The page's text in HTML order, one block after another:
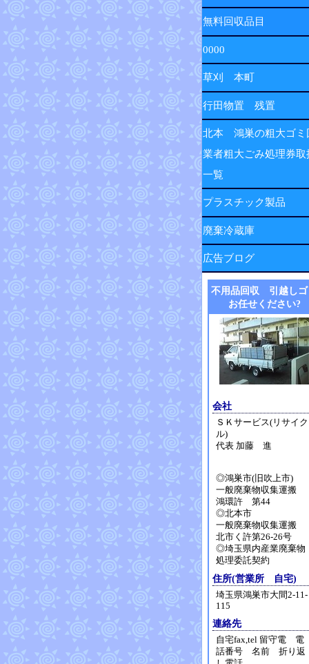
無料回収品目
0000
草刈 本町
行田物置 残置
北本 鴻巣の粗大ゴミ
業者粗大ごみ処理券取
一覧
プラスチック製品
廃棄冷蔵庫
広告ブログ
不用品回収 引越しゴ
お任せください?
会社
ＳＫサービス(リサイク
ル)
代表 加藤 進
◎鴻巣市(旧吹上市)
一般廃棄物収集運搬
鴻環許 第44
◎北本市
一般廃棄物収集運搬
北市く許第26-26号
◎埼玉県内産業廃棄物
処理委託契約
住所(営業所 自宅)
埼玉県鴻巣市大間2-11-
115
連絡先
自宅fax,tel 留守電 電
話番号 名前 折り返